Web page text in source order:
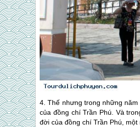
4. Thế nhưng trong những
của đồng chí Trần Phú. Và
đời của đồng chí Trần Phú,